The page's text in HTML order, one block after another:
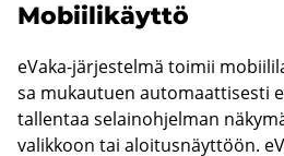
Mo­bii­li­käyt­tö
eVaka-​järjestelmä toi­mii
sa mu­kau­tuen au­to­maat­ti­ses­ti
tal­len­taa se­lai­noh­jel­man
valikkoon tai aloi­tus­näyt­töön.